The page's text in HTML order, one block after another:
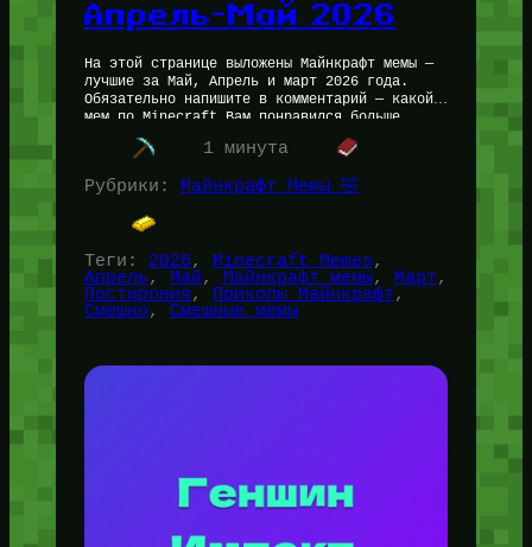
Апрель-Май 2026
На этой странице выложены Майнкрафт мемы —
лучшие за Май, Апрель и март 2026 года.
Обязательно напишите в комментарий — какой
мем по Minecraft Вам понравился больше
всего! Так же…
1 минута
Рубрики:
Майнкрафт Мемы 🤣
Теги: 2026, Minecraft Memes
Апрель, Май, Майнкрафт мемы, Март
Постирония, Приколы Майнкрафт
Смешно, Смешные мемы